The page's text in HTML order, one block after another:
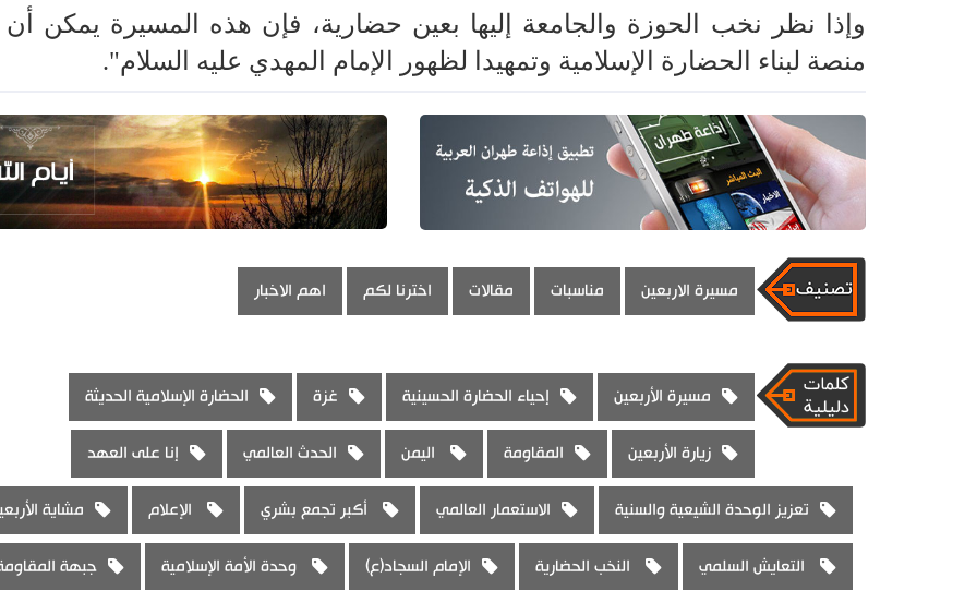
وإذا نظر نخب الحوزة والجامعة إليها بعين حضارية، فإن هذه المسيرة يمكن
منصة لبناء الحضارة الإسلامية وتمهيدا لظهور الإمام المهدي عليه السلام".
مسيرة الاربعين مناسبات مقالات اخترنا لكم اهم الاخبار
مسيرة الأربعين إحياء الحضارة الحسينية غزة الحضارة الإسلامية الحديثة
زيارة الأربعين المقاومة اليمن الحدث العالمي إنا على العهد
تعزيز الوحدة الشيعية والسنية الاستعمار العالمي أكبر تجمع بشري الإعلام مشاية
التعايش السلمي النخب الحضارية الإمام السجاد(ع) وحدة الأمة الإسلامية جبهة